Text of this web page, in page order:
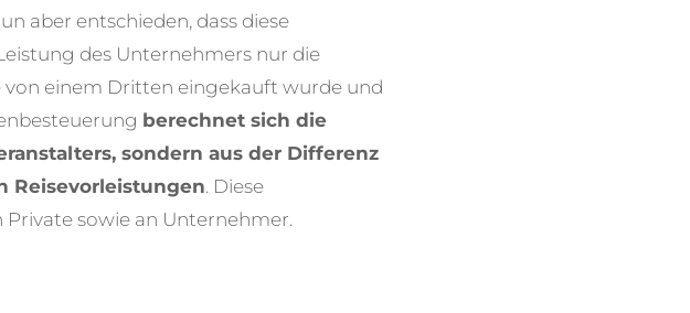
aber entschieden, dass diese
des Unternehmers nur die
einem Dritten eingekauft wurde und
berechnet sich die
sondern aus der Differenz
Reisevorleistungen. Diese
sowie an Unternehmer.